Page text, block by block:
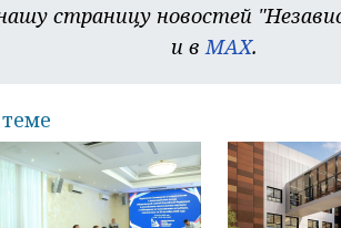
страницу новостей
и в MAX.